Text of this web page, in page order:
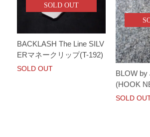
SOLD OUT
BACKLASH The Line SILV
ERマネークリップ(T-192)
SOLD OUT
BLOW by
(HOOK
SOLD